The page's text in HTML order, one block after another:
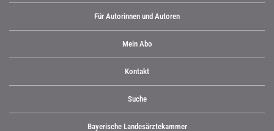
Für Autorinnen und Autoren
Mein Abo
Kontakt
Suche
Bayerische Landesärztekammer